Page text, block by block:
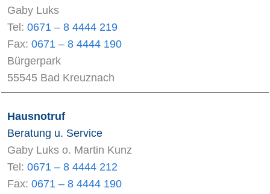
Gaby Luks
Tel: 0671 – 8 4444 219
Fax: 0671 – 8 4444 190
Bürgerpark
55545 Bad Kreuznach
Hausnotruf
Beratung u. Service
Gaby Luks o. Martin Kunz
Tel: 0671 – 8 4444 212
Fax: 0671 – 8 4444 190